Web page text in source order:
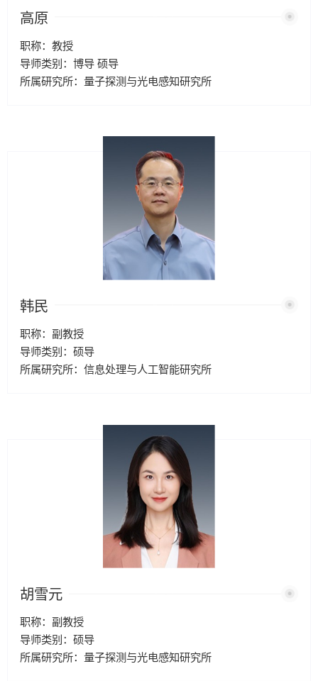
高原
职称：教授
导师类别：博导 硕导
所属研究所：量子探测与光电感知研究所
韩民
职称：副教授
导师类别：硕导
所属研究所：信息处理与人工智能研究所
胡雪元
职称：副教授
导师类别：硕导
所属研究所：量子探测与光电感知研究所